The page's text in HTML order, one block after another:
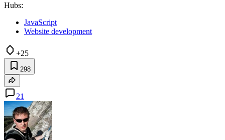
Hubs:
JavaScript
Website development
+25
298
21